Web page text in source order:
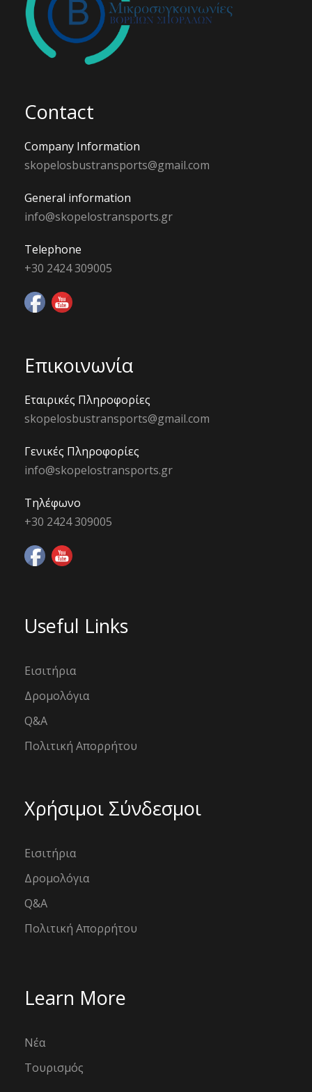
Contact
Company Information
skopelosbustransports@gmail.com
General information
info@skopelostransports.gr
Telephone
+30 2424 309005
Επικοινωνία
Εταιρικές Πληροφορίες
skopelosbustransports@gmail.com
Γενικές Πληροφορίες
info@skopelostransports.gr
Τηλέφωνο
+30 2424 309005
Useful Links
Εισιτήρια
Δρομολόγια
Q&A
Πολιτική Απορρήτου
Χρήσιμοι Σύνδεσμοι
Εισιτήρια
Δρομολόγια
Q&A
Πολιτική Απορρήτου
Learn More
Νέα
Τουρισμός